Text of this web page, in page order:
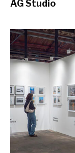
AG Studio